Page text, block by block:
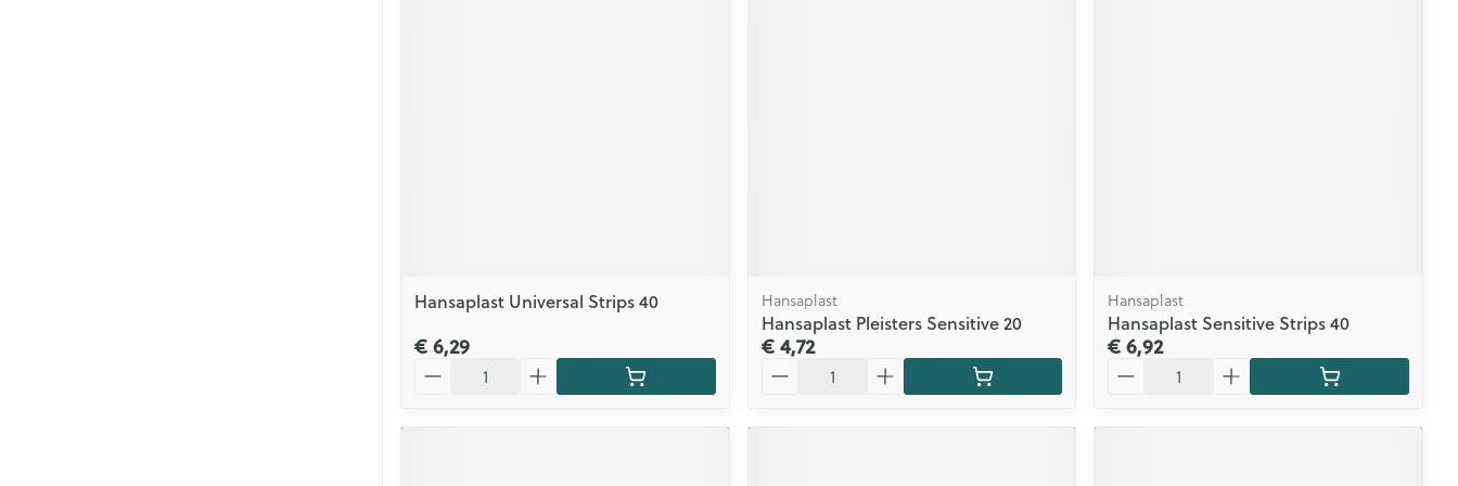
Hansaplast Universal Strips 40
€ 6,29
Hansaplast
Hansaplast Pleisters Sensitive 20
€ 4,72
Hansaplast
Hansaplast Sensitive Strips 40
€ 6,92